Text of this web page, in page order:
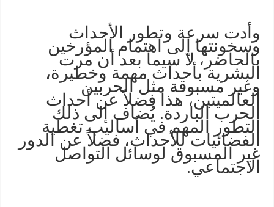
وأدت سرعة وتطور الأحداث
وسخونتها إلى اهتمام المؤرخين
بالحاضر، لا سيما بعد أن مرت
البشرية بأحداث مهمة وخطيرة،
وغير مسبوقة مثل الحربين
العالميتين، هذا فضلاً عن أحداث
الحرب الباردة. يُضاف إلى ذلك
التطور المهم في أساليب تغطية
الفضائيات للأحداث، فضلاً عن الدور
غير المسبوق لوسائل التواصل
الاجتماعي.